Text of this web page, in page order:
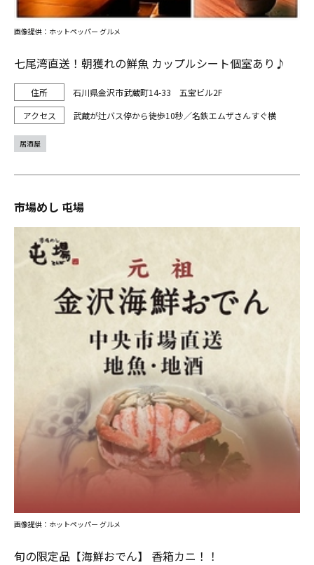
七尾湾直送！朝獲れの鮮魚 カップルシート個室あり♪
石川県金沢市武蔵町14-33 五宝ビル2F
武蔵が辻バス停から徒歩10秒／名鉄エムザさんすぐ横
画像提供：ホットペッパー グルメ
居酒屋
市場めし 屯場
旬の限定品【海鮮おでん】 香箱カニ！！
画像提供：ホットペッパー グルメ